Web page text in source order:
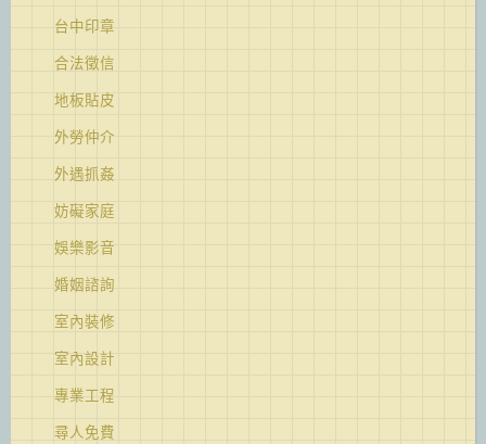
台中印章
合法徵信
地板貼皮
外勞仲介
外遇抓姦
妨礙家庭
娛樂影音
婚姻諮詢
室內裝修
室內設計
專業工程
尋人免費